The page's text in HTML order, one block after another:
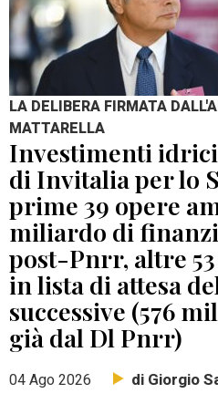
LA DELIBERA FIRMATA
MATTARELLA
Investimenti
di Invitalia per lo
prime 39 opere
miliardo di
post-Pnrr, altre
in lista di attesa
successive (576
già dal Dl Pnrr)
04 Ago 2026 di Giorgio